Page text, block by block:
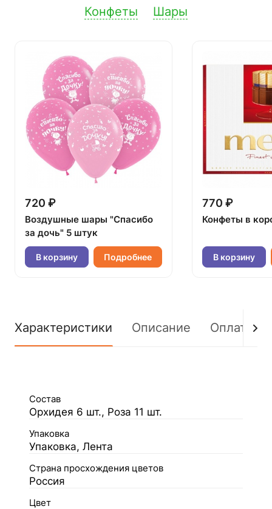
Конфеты Шары
720 ₽
Воздушные шары "Спасибо
за дочь" 5 штук
В корзину Подробнее
770 ₽
Конфеты в
В корзину
Характеристики Описание Оплата
Состав
Орхидея 6 шт., Роза 11 шт.
Упаковка
Упаковка, Лента
Страна просхождения цветов
Россия
Цвет